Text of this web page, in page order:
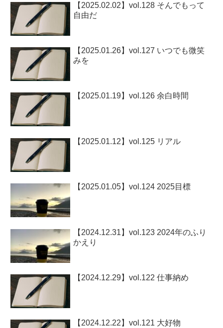
【2025.02.02】vol.128 そんでもって
自由だ
【2025.01.26】vol.127 いつでも微笑
みを
【2025.01.19】vol.126 余白時間
【2025.01.12】vol.125 リアル
【2025.01.05】vol.124 2025目標
【2024.12.31】vol.123 2024年のふり
かえり
【2024.12.29】vol.122 仕事納め
【2024.12.22】vol.121 大好物